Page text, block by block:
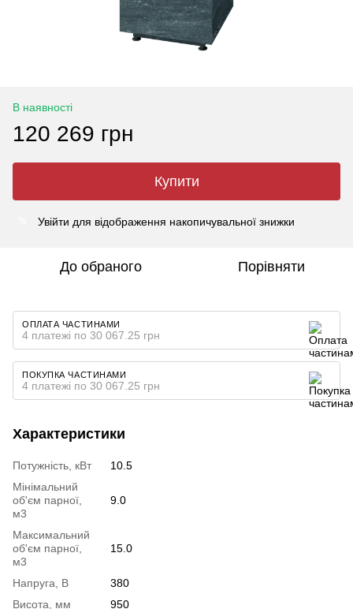
В наявності
120 269 грн
Купити
Увійти для відображення накопичувальної знижки
До обраного Порівняти
ОПЛАТА ЧАСТИНАМИ
4 платежі по 30 067.25 грн
ПОКУПКА ЧАСТИНАМИ
4 платежі по 30 067.25 грн
Характеристики
Потужність, кВт
10.5
Мінімальний
об'єм парної,
м3
9.0
Максимальний
об'єм парної,
м3
15.0
Напруга, В
380
Висота, мм
950